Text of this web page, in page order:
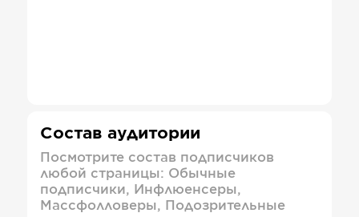
Состав аудитории
Посмотрите состав подписчиков
любой страницы: Обычные
подписчики, Инфлюенсеры,
Массфолловеры, Подозрительные